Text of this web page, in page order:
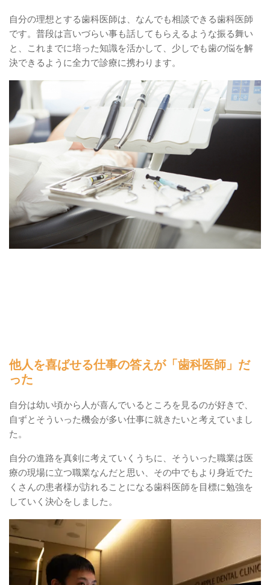
自分の理想とする歯科医師は、なんでも相談できる歯科医師
です。普段は言いづらい事も話してもらえるような振る舞い
と、これまでに培った知識を活かして、少しでも歯の悩を解
決できるように全力で診療に携わります。
他人を喜ばせる仕事の答えが「歯科医師」だ
った
自分は幼い頃から人が喜んでいるところを見るのが好きで、
自ずとそういった機会が多い仕事に就きたいと考えていまし
た。
自分の進路を真剣に考えていくうちに、そういった職業は医
療の現場に立つ職業なんだと思い、その中でもより身近でた
くさんの患者様が訪れることになる歯科医師を目標に勉強を
していく決心をしました。